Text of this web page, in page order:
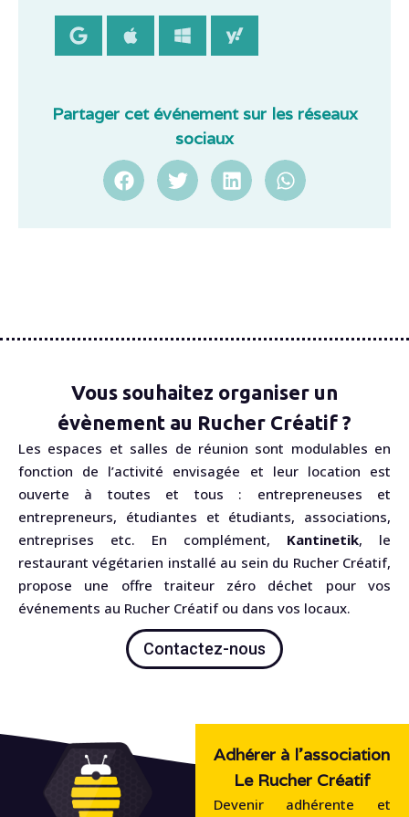
Partager cet événement sur les réseaux
sociaux
Vous souhaitez organiser un
évènement au Rucher Créatif ?
Les espaces et salles de réunion sont modulables en
fonction de l’activité envisagée et leur location est
ouverte à toutes et tous : entrepreneuses et
entrepreneurs, étudiantes et étudiants, associations,
entreprises etc. En complément, Kantinetik, le
restaurant végétarien installé au sein du Rucher Créatif,
propose une offre traiteur zéro déchet pour vos
événements au Rucher Créatif ou dans vos locaux.
Contactez-nous
Adhérer à l'association
Le Rucher Créatif
Devenir adhérente et